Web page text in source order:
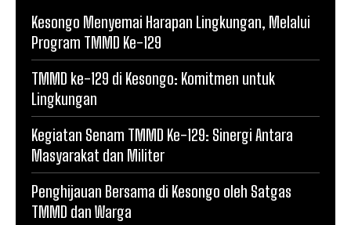
Kesongo Menyemai Harapan Lingkungan, Melalui
Program TMMD Ke-129
TMMD ke-129 di Kesongo: Komitmen untuk
Lingkungan
Kegiatan Senam TMMD Ke-129: Sinergi Antara
Masyarakat dan Militer
Penghijauan Bersama di Kesongo oleh Satgas
TMMD dan Warga